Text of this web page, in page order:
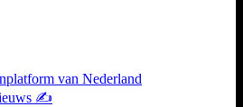
van Nederland
✍️